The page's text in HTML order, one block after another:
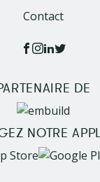
Contact
DE
Image
NOTRE
Image